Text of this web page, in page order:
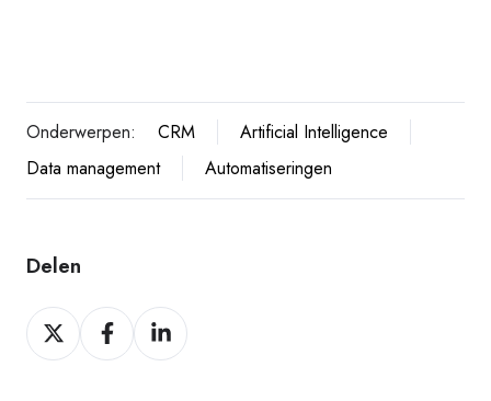
Onderwerpen: CRM
Artificial Intelligence
Data management
Automatiseringen
Delen
Delen
op
Delen
op
Delen
op